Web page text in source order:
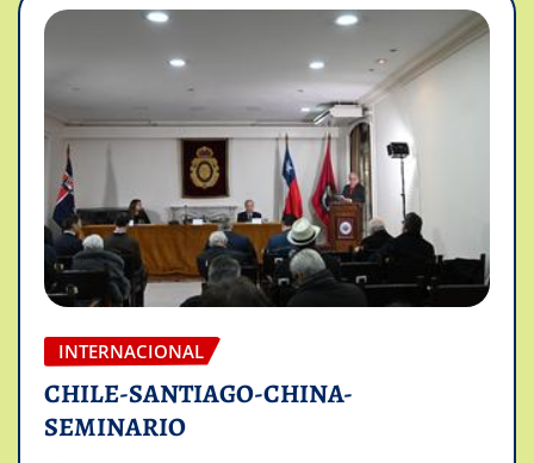
INTERNACIONAL
CHILE-SANTIAGO-CHINA-
SEMINARIO